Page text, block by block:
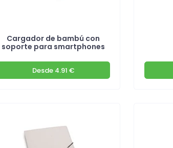
Cargador de bambú con
soporte para smartphones
Desde 4.91 €